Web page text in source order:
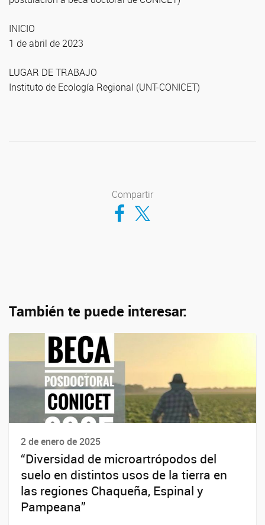
INICIO
1 de abril de 2023
LUGAR DE TRABAJO
Instituto de Ecología Regional (UNT-CONICET)
Compartir
Compartir en Facebook
Compartir en Twitter
También te puede interesar:
2 de enero de 2025
“Diversidad de microartrópodos del
suelo en distintos usos de la tierra en
las regiones Chaqueña, Espinal y
Pampeana”